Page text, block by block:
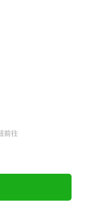
前往